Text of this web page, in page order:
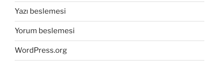
Yazı beslemesi
Yorum beslemesi
WordPress.org